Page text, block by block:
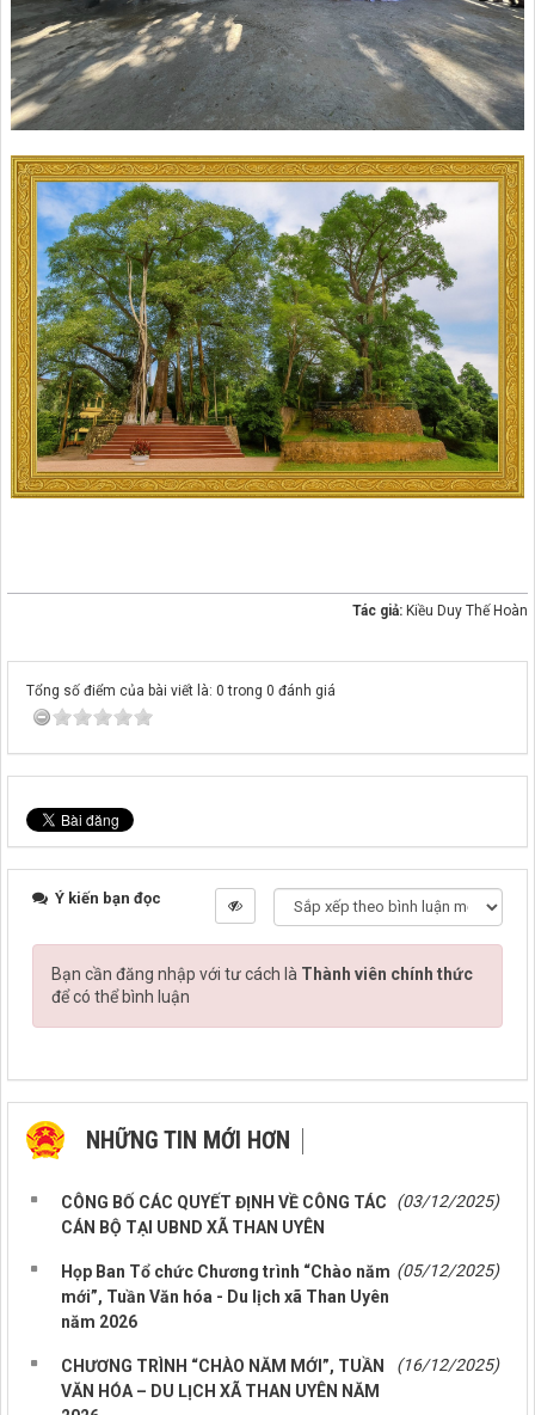
Tác giả: Kiều Duy Thế Hoàn
Tổng số điểm của bài viết là: 0 trong 0 đánh giá
Ý kiến bạn đọc
Bạn cần đăng nhập với tư cách là Thành viên chính thức
để có thể bình luận
NHỮNG TIN MỚI HƠN
CÔNG BỐ CÁC QUYẾT ĐỊNH VỀ CÔNG TÁC
CÁN BỘ TẠI UBND XÃ THAN UYÊN
(03/12/2025)
Họp Ban Tổ chức Chương trình “Chào năm
mới”, Tuần Văn hóa - Du lịch xã Than Uyên
năm 2026
(05/12/2025)
CHƯƠNG TRÌNH “CHÀO NĂM MỚI”, TUẦN
VĂN HÓA – DU LỊCH XÃ THAN UYÊN NĂM
(16/12/2025)